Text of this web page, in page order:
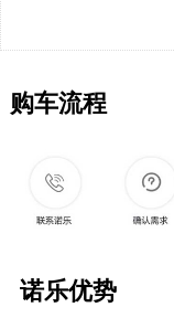
购车流程
诺乐优势